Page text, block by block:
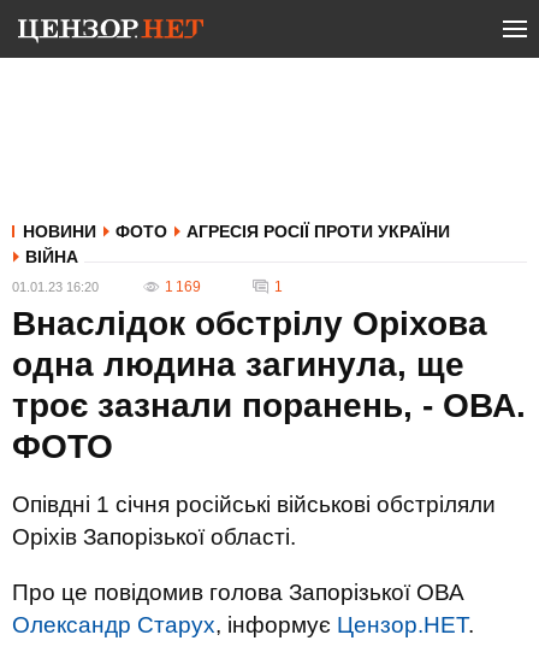
НОВИНИ ФОТО
АГРЕСІЯ РОСІЇ ПРОТИ УКРАЇНИ
ВІЙНА
01.01.23 16:20 1 169 1
Внаслідок обстрілу Оріхова
одна людина загинула, ще
троє зазнали поранень, - ОВА.
ФОТО
Опівдні 1 січня російські військові обстріляли
Оріхів Запорізької області.
Про це повідомив голова Запорізької ОВА
Олександр Старух, інформує Цензор.НЕТ.